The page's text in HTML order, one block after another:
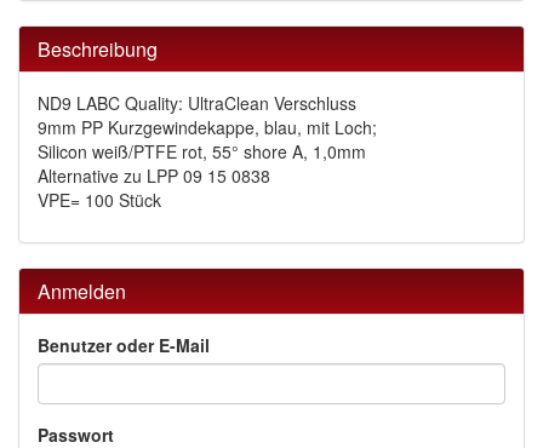
Beschreibung
ND9 LABC Quality: UltraClean Verschluss
9mm PP Kurzgewindekappe, blau, mit Loch;
Silicon weiß/PTFE rot, 55° shore A, 1,0mm
Alternative zu LPP 09 15 0838
VPE= 100 Stück
Anmelden
Benutzer oder E-Mail
Passwort